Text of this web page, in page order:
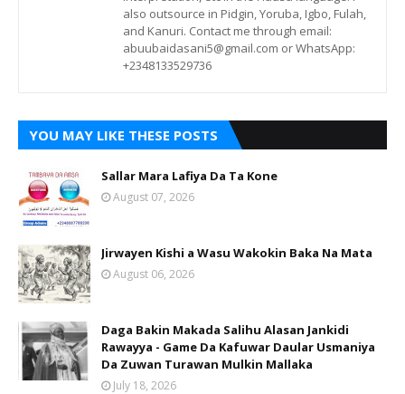
also outsource in Pidgin, Yoruba, Igbo, Fulah,
and Kanuri. Contact me through email:
abuubaidasani5@gmail.com or WhatsApp:
+2348133529736
YOU MAY LIKE THESE POSTS
Sallar Mara Lafiya Da Ta Kone
August 07, 2026
Jirwayen Kishi a Wasu Wakokin Baka Na Mata
August 06, 2026
Daga Bakin Makada Salihu Alasan Jankidi
Rawayya - Game Da Kafuwar Daular Usmaniya
Da Zuwan Turawan Mulkin Mallaka
July 18, 2026